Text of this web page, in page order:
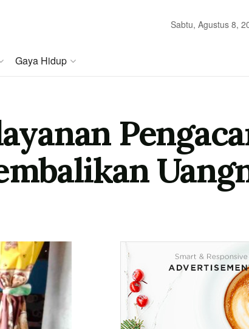
Sabtu, Agustus 8,
Gaya Hidup